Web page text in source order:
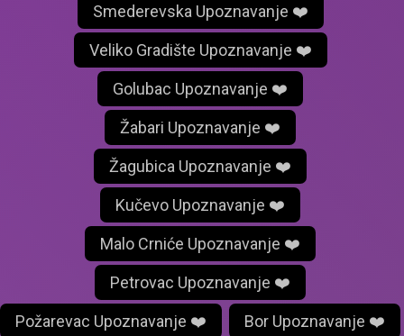
Smederevska Upoznavanje ❤️
Veliko Gradište Upoznavanje ❤️
Golubac Upoznavanje ❤️
Žabari Upoznavanje ❤️
Žagubica Upoznavanje ❤️
Kučevo Upoznavanje ❤️
Malo Crniće Upoznavanje ❤️
Petrovac Upoznavanje ❤️
Požarevac Upoznavanje ❤️ Bor Upoznavanje ❤️